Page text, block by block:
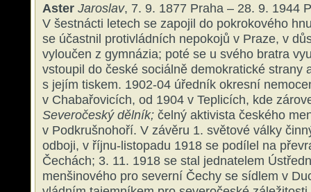
Aster Jaroslav, 7. 9. 1877 Praha – 28. 9. 1944
V šestnácti letech se zapojil do pokrokového
se účastnil protivládních nepokojů v Praze, v
vyloučen z gymnázia; poté se u svého bratra
vstoupil do české sociálně demokratické strany
s jejím tiskem. 1902-04 úředník okresní
v Chabařovicích, od 1904 v Teplicích, kde
Severočeský dělník; čelný aktivista českého
v Podkrušnohoří. V závěru 1. světové války
odboji, v říjnu-listopadu 1918 se podílel na
Čechách; 3. 11. 1918 se stal jednatelem
menšinového pro severní Čechy se sídlem v